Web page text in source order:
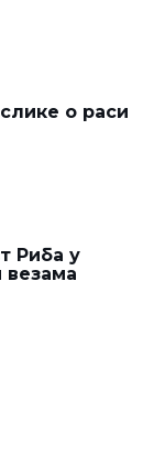
о раси
Риба у
везама